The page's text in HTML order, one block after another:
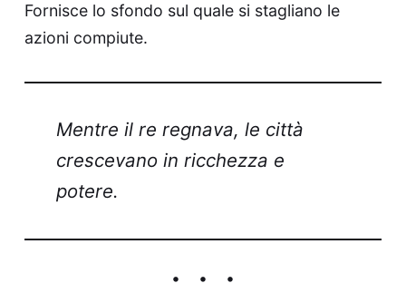
Fornisce lo sfondo sul quale si stagliano le
azioni compiute.
Mentre il re regnava, le città
crescevano in ricchezza e
potere.